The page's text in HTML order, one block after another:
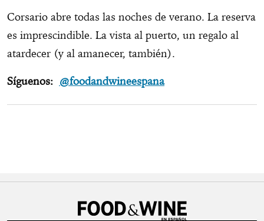
Corsario abre todas las noches de verano. La reserva
es imprescindible. La vista al puerto, un regalo al
atardecer (y al amanecer, también).
Síguenos: @foodandwineespana